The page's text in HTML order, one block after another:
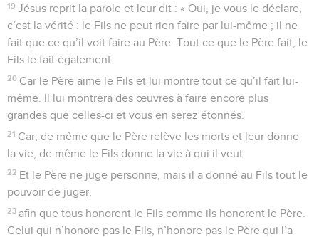
19 Jésus reprit la parole et leur dit : « Oui, je vous le déclare,
c’est la vérité : le Fils ne peut rien faire par lui-même ; il ne
fait que ce qu’il voit faire au Père. Tout ce que le Père fait, le
Fils le fait également.
20 Car le Père aime le Fils et lui montre tout ce qu’il fait lui-
même. Il lui montrera des œuvres à faire encore plus
grandes que celles-ci et vous en serez étonnés.
21 Car, de même que le Père relève les morts et leur donne
la vie, de même le Fils donne la vie à qui il veut.
22 Et le Père ne juge personne, mais il a donné au Fils tout le
pouvoir de juger,
23 afin que tous honorent le Fils comme ils honorent le Père.
Celui qui n’honore pas le Fils, n’honore pas le Père qui l’a